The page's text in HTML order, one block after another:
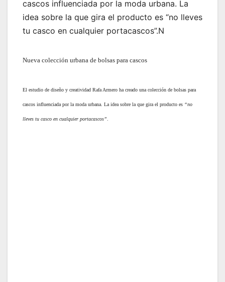
cascos influenciada por la moda urbana. La
idea sobre la que gira el producto es “no lleves
tu casco en cualquier portacascos”.N
Nueva colección urbana de bolsas para cascos
El estudio de diseño y creatividad Rafa Armero ha creado una colección de bolsas para
cascos influenciada por la moda urbana. La idea sobre la que gira el producto es “no
lleves tu casco en cualquier portacascos”.